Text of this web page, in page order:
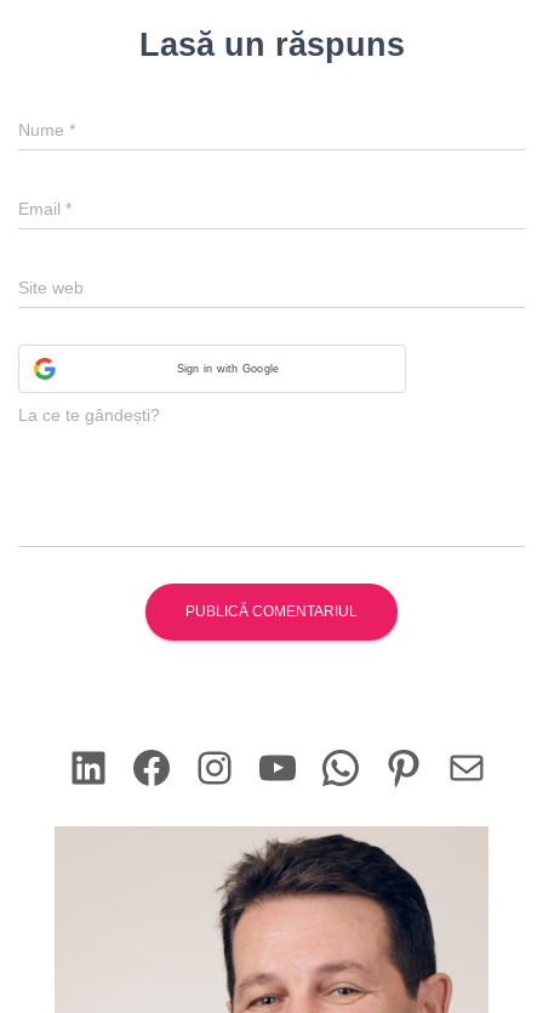
Lasă un răspuns
Nume *
Email *
Site web
Sign in with Google
La ce te gândești?
LinkedIn Facebook Instagram YouTube WhatsApp Pinterest Mail